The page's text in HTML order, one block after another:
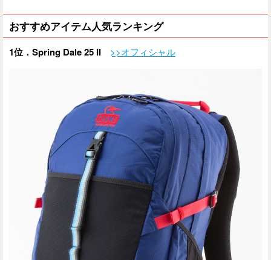
おすすめアイテム人気ランキング
1位．Spring Dale 25 II >>オフィシャル